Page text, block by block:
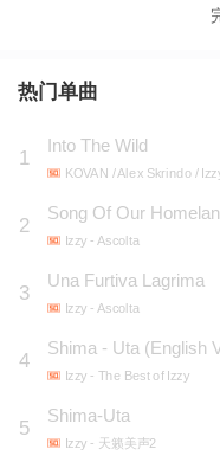
Shapplin、Hayley
热门单曲
1
Into The Wild
KOVAN / Alex Skrindo /
2
Song Of Our
Izzy - Ascolta
3
Una Furtiva Lagrima
Izzy - Ascolta
4
Shima - Uta (English
Izzy - The Best of Izzy
5
Shima-Uta
Izzy - 天籁美声2